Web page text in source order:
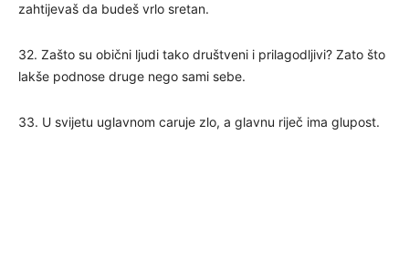
zahtijevaš da budeš vrlo sretan.
32. Zašto su obični ljudi tako društveni i prilagodljivi? Zato što
lakše podnose druge nego sami sebe.
33. U svijetu uglavnom caruje zlo, a glavnu riječ ima glupost.